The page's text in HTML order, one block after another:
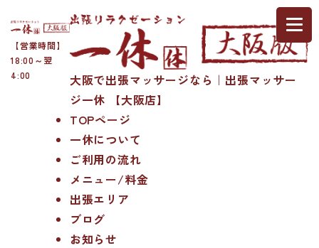
【営業時間】
18:00～翌
4:00
大阪で出張マッサージなら｜出張マッサー
ジ一休 【大阪店】
TOPページ
一休について
ご利用の流れ
メニュー/料金
出張エリア
ブログ
お知らせ